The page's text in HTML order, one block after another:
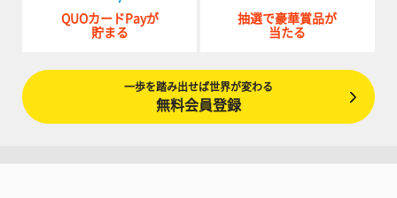
QUOカードPayが
貯まる
抽選で豪華賞品が
当たる
一歩を踏み出せば世界が変わる
無料会員登録